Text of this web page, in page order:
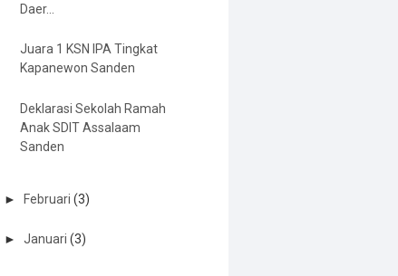
Daer...
Juara 1 KSN IPA Tingkat
Kapanewon Sanden
Deklarasi Sekolah Ramah
Anak SDIT Assalaam
Sanden
► Februari (3)
►Januari (3)